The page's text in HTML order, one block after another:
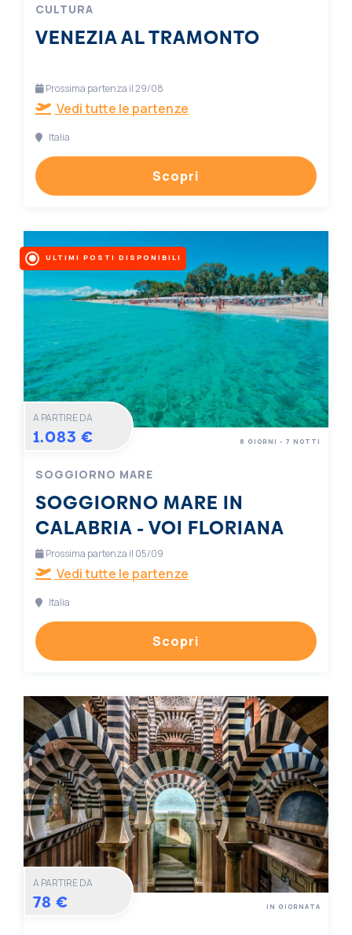
CULTURA
VENEZIA AL TRAMONTO
Prossima partenza il 29/08
Vedi tutte le partenze
Italia
Scopri
ULTIMI POSTI DISPONIBILI
A PARTIRE DA
1.083 €
SOGGIORNO MARE
SOGGIORNO MARE IN
CALABRIA - VOI FLORIANA
RESORT
8 GIORNI - 7 NOTTI
Prossima partenza il 05/09
Vedi tutte le partenze
Italia
Scopri
A PARTIRE DA
78 € IN GIORNATA